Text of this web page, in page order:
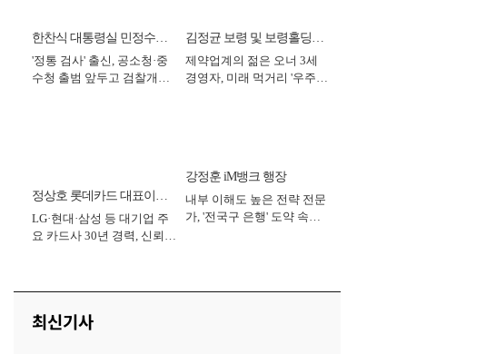
한찬식 대통령실 민정수석
비서관
'정통 검사' 출신, 공소청·중
수청 출범 앞두고 검찰개혁
김정균 보령 및 보령홀딩스
대표이사 사장
제약업계의 젊은 오너 3세
경영자, 미래 먹거리 '우주와
정상호 롯데카드 대표이사
사장
LG·현대·삼성 등 대기업 주
요 카드사 30년 경력, 신뢰
강정훈 iM뱅크 행장
내부 이해도 높은 전략 전문
가, '전국구 은행' 도약 속도
최신기사